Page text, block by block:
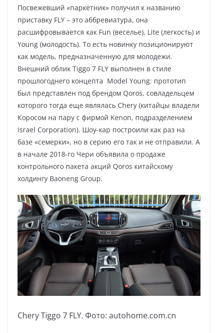
Посвежевший «паркетник» получил к названию
приставку FLY – это аббревиатура, она
расшифровывается как Fun (веселье), Lite (легкость) и
Young (молодость). То есть новинку позиционируют
как модель, предназначенную для молодежи.
Внешний облик Tiggo 7 FLY выполнен в стиле
прошлогоднего концепта Model Young: прототип
был представлен под брендом Qoros, совладельцем
которого тогда еще являлась Chery (китайцы владели
Коросом на пару с фирмой Kenon, подразделением
Israel Corporation). Шоу-кар построили как раз на
базе «семерки», но в серию его так и не отправили. А
в начале 2018-го Чери объявила о продаже
контрольного пакета акций Qoros китайскому
холдингу Baoneng Group.
Chery Tiggo 7 FLY. Фото: autohome.com.cn